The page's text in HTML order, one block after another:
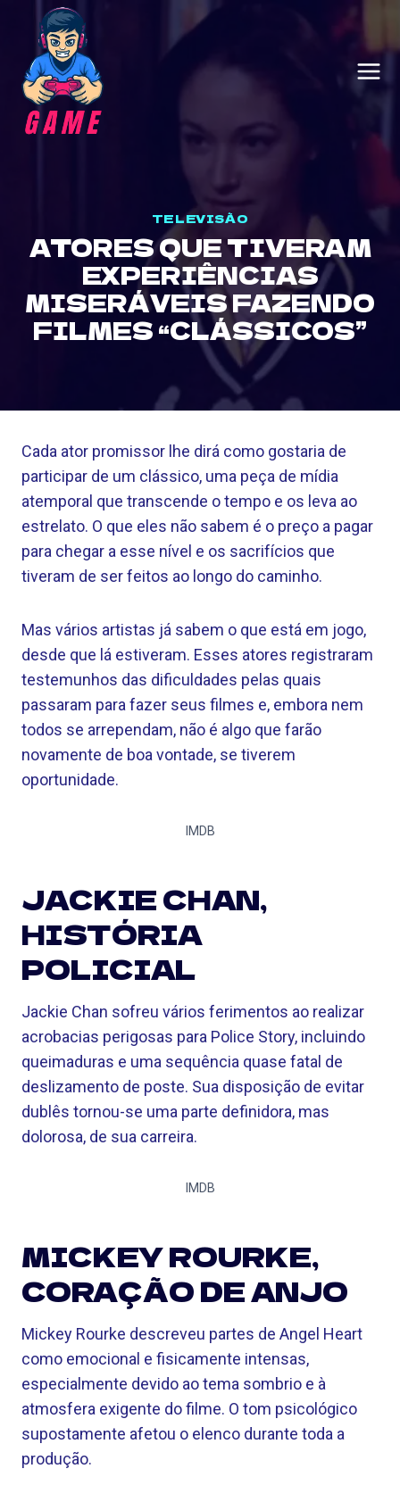
content
TELEVISÃO
ATORES QUE TIVERAM
EXPERIÊNCIAS
MISERÁVEIS ​​​​FAZENDO
FILMES “CLÁSSICOS”
Cada ator promissor lhe dirá como gostaria de
participar de um clássico, uma peça de mídia
atemporal que transcende o tempo e os leva ao
estrelato. O que eles não sabem é o preço a pagar
para chegar a esse nível e os sacrifícios que
tiveram de ser feitos ao longo do caminho.
Mas vários artistas já sabem o que está em jogo,
desde que lá estiveram. Esses atores registraram
testemunhos das dificuldades pelas quais
passaram para fazer seus filmes e, embora nem
todos se arrependam, não é algo que farão
novamente de boa vontade, se tiverem
oportunidade.
IMDB
JACKIE CHAN,
HISTÓRIA
POLICIAL
Jackie Chan sofreu vários ferimentos ao realizar
acrobacias perigosas para Police Story, incluindo
queimaduras e uma sequência quase fatal de
deslizamento de poste. Sua disposição de evitar
dublês tornou-se uma parte definidora, mas
dolorosa, de sua carreira.
IMDB
MICKEY ROURKE,
CORAÇÃO DE ANJO
Mickey Rourke descreveu partes de Angel Heart
como emocional e fisicamente intensas,
especialmente devido ao tema sombrio e à
atmosfera exigente do filme. O tom psicológico
supostamente afetou o elenco durante toda a
produção.